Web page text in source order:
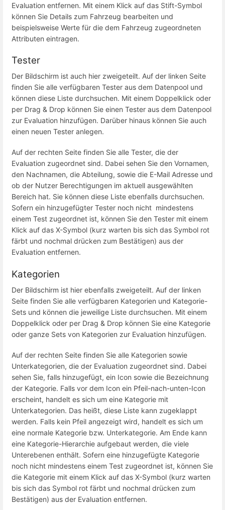
Evaluation entfernen. Mit einem Klick auf das Stift-Symbol
können Sie Details zum Fahrzeug bearbeiten und
beispielsweise Werte für die dem Fahrzeug zugeordneten
Attributen eintragen.
Tester
Der Bildschirm ist auch hier zweigeteilt. Auf der linken Seite
finden Sie alle verfügbaren Tester aus dem Datenpool und
können diese Liste durchsuchen. Mit einem Doppelklick oder
per Drag & Drop können Sie einen Tester aus dem Datenpool
zur Evaluation hinzufügen. Darüber hinaus können Sie auch
einen neuen Tester anlegen.
Auf der rechten Seite finden Sie alle Tester, die der
Evaluation zugeordnet sind. Dabei sehen Sie den Vornamen,
den Nachnamen, die Abteilung, sowie die E-Mail Adresse und
ob der Nutzer Berechtigungen im aktuell ausgewählten
Bereich hat. Sie können diese Liste ebenfalls durchsuchen.
Sofern ein hinzugefügter Tester noch nicht mindestens
einem Test zugeordnet ist, können Sie den Tester mit einem
Klick auf das X-Symbol (kurz warten bis sich das Symbol rot
färbt und nochmal drücken zum Bestätigen) aus der
Evaluation entfernen.
Kategorien
Der Bildschirm ist hier ebenfalls zweigeteilt. Auf der linken
Seite finden Sie alle verfügbaren Kategorien und Kategorie-
Sets und können die jeweilige Liste durchsuchen. Mit einem
Doppelklick oder per Drag & Drop können Sie eine Kategorie
oder ganze Sets von Kategorien zur Evaluation hinzufügen.
Auf der rechten Seite finden Sie alle Kategorien sowie
Unterkategorien, die der Evaluation zugeordnet sind. Dabei
sehen Sie, falls hinzugefügt, ein Icon sowie die Bezeichnung
der Kategorie. Falls vor dem Icon ein Pfeil-nach-unten-Icon
erscheint, handelt es sich um eine Kategorie mit
Unterkategorien. Das heißt, diese Liste kann zugeklappt
werden. Falls kein Pfeil angezeigt wird, handelt es sich um
eine normale Kategorie bzw. Unterkategorie. Am Ende kann
eine Kategorie-Hierarchie aufgebaut werden, die viele
Unterebenen enthält. Sofern eine hinzugefügte Kategorie
noch nicht mindestens einem Test zugeordnet ist, können Sie
die Kategorie mit einem Klick auf das X-Symbol (kurz warten
bis sich das Symbol rot färbt und nochmal drücken zum
Bestätigen) aus der Evaluation entfernen.